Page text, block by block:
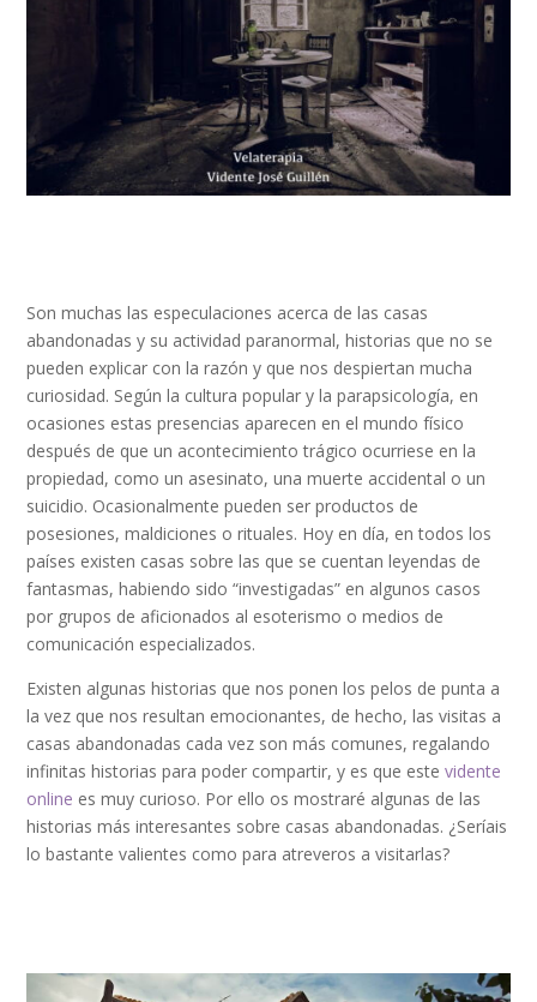
Son muchas las especulaciones acerca de las casas
abandonadas y su actividad paranormal, historias que no se
pueden explicar con la razón y que nos despiertan mucha
curiosidad. Según la cultura popular y la parapsicología, en
ocasiones estas presencias aparecen en el mundo físico
después de que un acontecimiento trágico ocurriese en la
propiedad, como un asesinato, una muerte accidental o un
suicidio. Ocasionalmente pueden ser productos de
posesiones, maldiciones o rituales. Hoy en día, en todos los
países existen casas sobre las que se cuentan leyendas de
fantasmas, habiendo sido “investigadas” en algunos casos
por grupos de aficionados al esoterismo o medios de
comunicación especializados.
Existen algunas historias que nos ponen los pelos de punta a
la vez que nos resultan emocionantes, de hecho, las visitas a
casas abandonadas cada vez son más comunes, regalando
infinitas historias para poder compartir, y es que estevidente
online es muy curioso. Por ello os mostraré algunas de las
historias más interesantes sobre casas abandonadas. ¿Seríais
lo bastante valientes como para atreveros a visitarlas?